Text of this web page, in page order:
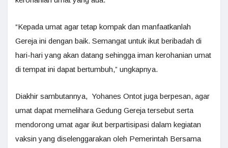
“Kepada umat agar tetap kompak dan manfaatkanlah
Gereja ini dengan baik. Semangat untuk ikut beribadah di
hari-hari yang akan datang sehingga iman kerohanian umat
di tempat ini dapat bertumbuh,” ungkapnya.
Diakhir sambutannya, Yohanes Ontot juga berpesan, agar
umat dapat memelihara Gedung Gereja tersebut serta
mendorong umat agar ikut berpartisipasi dalam kegiatan
vaksin yang diselenggarakan oleh Pemerintah Bersama